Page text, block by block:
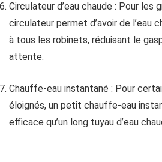
Circulateur d’eau chaude : Pour les
circulateur permet d’avoir de l’eau
à tous les robinets, réduisant le
attente.
Chauffe-eau instantané : Pour
éloignés, un petit chauffe-eau
efficace qu’un long tuyau d’eau